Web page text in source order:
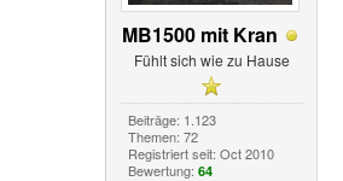
MB1500 mit Kran
Fühlt sich wie zu Hause
Beiträge: 1.123
Themen: 72
Registriert seit: Oct 2010
Bewertung: 64